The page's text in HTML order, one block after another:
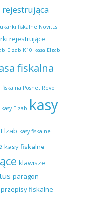
fiskalne Novitus
rejestrujące
Elzab K10 kasa Elzab
fiskalna
fiskalna Posnet Revo
kasy Elzab kasy
kasy fiskalne
kasy fiskalne
klawisze
paragon
przepisy fiskalne